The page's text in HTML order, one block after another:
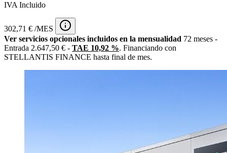
IVA Incluido
302,71 € /MES
Ver servicios opcionales incluidos en la mensualidad 72 meses -
Entrada 2.647,50 € - TAE 10,92 %. Financiando con
STELLANTIS FINANCE hasta final de mes.